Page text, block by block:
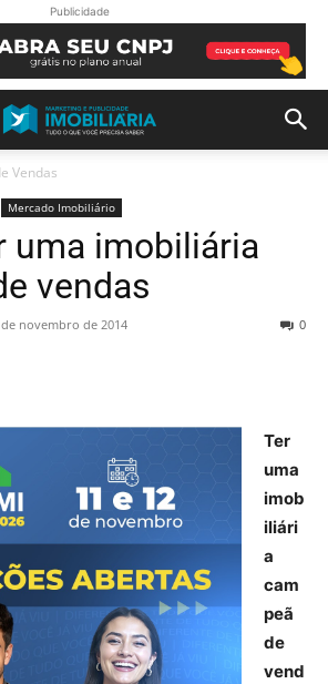
Publicidade
Vendas
Mercado Imobiliário
uma imobiliária
vendas
de novembro de 2014 0
Ter
uma
imob
iliári
a
cam
peã
de
vend